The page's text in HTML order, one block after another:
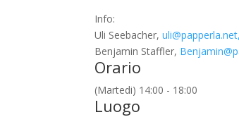
Info:
Uli Seebacher,uli@papperla.net,
Benjamin Staffler,
Orario
(Martedi) 14:00 - 18:00
Luogo